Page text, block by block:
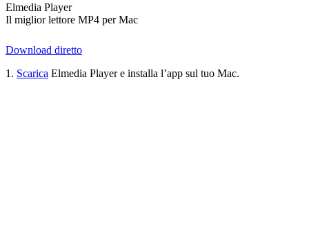
Elmedia Player
Il miglior lettore MP4 per Mac
Download diretto
1. Scarica Elmedia Player e installa l’app sul tuo Mac.